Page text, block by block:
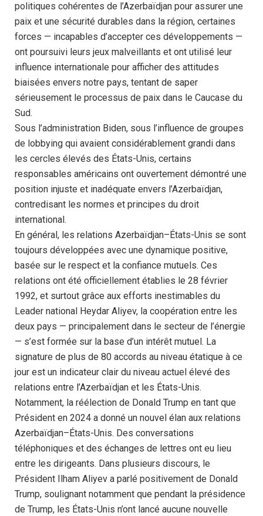
politiques cohérentes de l’Azerbaïdjan pour assurer une
paix et une sécurité durables dans la région, certaines
forces — incapables d’accepter ces développements —
ont poursuivi leurs jeux malveillants et ont utilisé leur
influence internationale pour afficher des attitudes
biaisées envers notre pays, tentant de saper
sérieusement le processus de paix dans le Caucase du
Sud.
Sous l’administration Biden, sous l’influence de groupes
de lobbying qui avaient considérablement grandi dans
les cercles élevés des États-Unis, certains
responsables américains ont ouvertement démontré une
position injuste et inadéquate envers l’Azerbaïdjan,
contredisant les normes et principes du droit
international.
En général, les relations Azerbaïdjan–États-Unis se sont
toujours développées avec une dynamique positive,
basée sur le respect et la confiance mutuels. Ces
relations ont été officiellement établies le 28 février
1992, et surtout grâce aux efforts inestimables du
Leader national Heydar Aliyev, la coopération entre les
deux pays — principalement dans le secteur de l’énergie
— s’est formée sur la base d’un intérêt mutuel. La
signature de plus de 80 accords au niveau étatique à ce
jour est un indicateur clair du niveau actuel élevé des
relations entre l’Azerbaïdjan et les États-Unis.
Notamment, la réélection de Donald Trump en tant que
Président en 2024 a donné un nouvel élan aux relations
Azerbaïdjan–États-Unis. Des conversations
téléphoniques et des échanges de lettres ont eu lieu
entre les dirigeants. Dans plusieurs discours, le
Président Ilham Aliyev a parlé positivement de Donald
Trump, soulignant notamment que pendant la présidence
de Trump, les États-Unis n’ont lancé aucune nouvelle